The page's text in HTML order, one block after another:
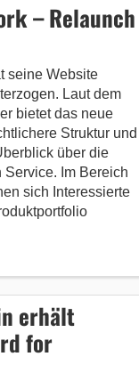
– Relaunch
seine Website
Laut dem
bietet das neue
Struktur und
über die
Service. Im Bereich
sich Interessierte
erhält
for